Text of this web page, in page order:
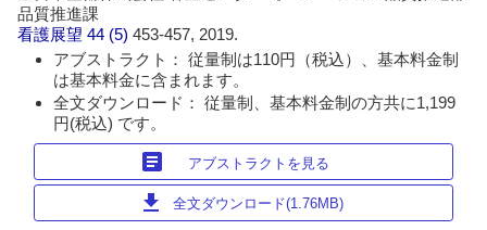
品質推進課
看護展望 44 (5)453-457, 2019.
アブストラクト： 従量制は110円（税込）、基本料金制
は基本料金に含まれます。
全文ダウンロード： 従量制、基本料金制の方共に1,199
円(税込) です。
article アブストラクトを見る
download 全文ダウンロード(1.76MB)